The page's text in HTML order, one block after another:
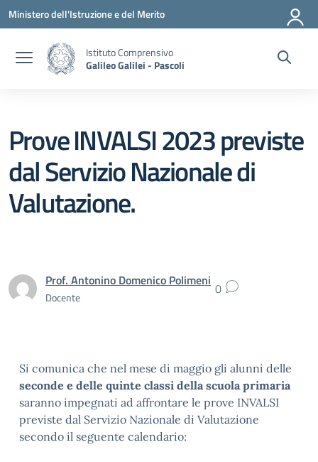
Vai ai contenuti
Vai al menu di navigazione
Vai al footer
Ministero dell'Istruzione e del Merito
Istituto Comprensivo
Galileo Galilei - Pascoli
Prove INVALSI 2023 previste
dal Servizio Nazionale di
Valutazione.
Prof. Antonino Domenico Polimeni
Docente 0
Si comunica che nel mese di maggio gli alunni delle
seconde e delle quinte classi della scuola primaria
saranno impegnati ad affrontare le prove INVALSI
previste dal Servizio Nazionale di Valutazione
secondo il seguente calendario: